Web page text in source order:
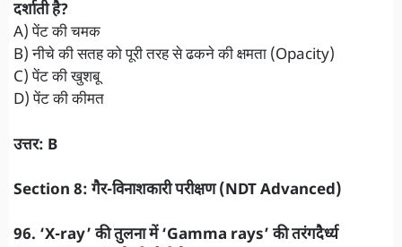
दर्शाती है?
A) पेंट की चमक
B) नीचे की सतह को पूरी तरह से ढकने की क्षमता (Opacity)
C) पेंट की खुशबू
D) पेंट की कीमत
उत्तर: B
​Section 8: गैर-विनाशकारी परीक्षण (NDT Advanced)
96. ‘X-ray’ की तुलना में ‘Gamma rays’ की तरंगदैर्ध्य